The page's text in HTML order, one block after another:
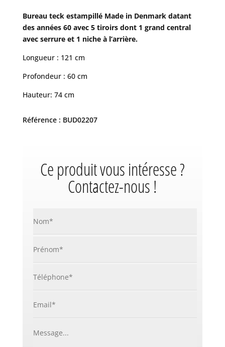
Bureau teck estampillé Made in Denmark datant
des années 60 avec 5 tiroirs dont 1 grand central
avec serrure et 1 niche à l’arrière.
Longueur : 121 cm
Profondeur : 60 cm
Hauteur: 74 cm
Référence : BUD02207
Ce produit vous intéresse ?
Contactez-nous !